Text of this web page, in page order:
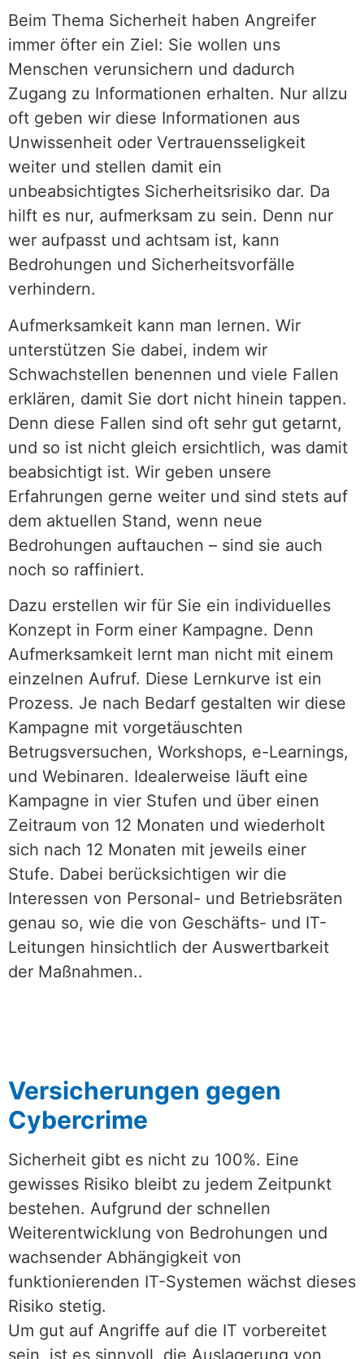
Beim Thema Sicherheit haben Angreifer
immer öfter ein Ziel: Sie wollen uns
Menschen verunsichern und dadurch
Zugang zu Informationen erhalten. Nur allzu
oft geben wir diese Informationen aus
Unwissenheit oder Vertrauensseligkeit
weiter und stellen damit ein
unbeabsichtigtes Sicherheitsrisiko dar. Da
hilft es nur, aufmerksam zu sein. Denn nur
wer aufpasst und achtsam ist, kann
Bedrohungen und Sicherheitsvorfälle
verhindern.
Aufmerksamkeit kann man lernen. Wir
unterstützen Sie dabei, indem wir
Schwachstellen benennen und viele Fallen
erklären, damit Sie dort nicht hinein tappen.
Denn diese Fallen sind oft sehr gut getarnt,
und so ist nicht gleich ersichtlich, was damit
beabsichtigt ist. Wir geben unsere
Erfahrungen gerne weiter und sind stets auf
dem aktuellen Stand, wenn neue
Bedrohungen auftauchen – sind sie auch
noch so raffiniert.
Dazu erstellen wir für Sie ein individuelles
Konzept in Form einer Kampagne. Denn
Aufmerksamkeit lernt man nicht mit einem
einzelnen Aufruf. Diese Lernkurve ist ein
Prozess. Je nach Bedarf gestalten wir diese
Kampagne mit vorgetäuschten
Betrugsversuchen, Workshops, e-Learnings,
und Webinaren. Idealerweise läuft eine
Kampagne in vier Stufen und über einen
Zeitraum von 12 Monaten und wiederholt
sich nach 12 Monaten mit jeweils einer
Stufe. Dabei berücksichtigen wir die
Interessen von Personal- und Betriebsräten
genau so, wie die von Geschäfts- und IT-
Leitungen hinsichtlich der Auswertbarkeit
der Maßnahmen..
Versicherungen gegen
Cybercrime
Sicherheit gibt es nicht zu 100%. Eine
gewisses Risiko bleibt zu jedem Zeitpunkt
bestehen. Aufgrund der schnellen
Weiterentwicklung von Bedrohungen und
wachsender Abhängigkeit von
funktionierenden IT-Systemen wächst dieses
Risiko stetig.
Um gut auf Angriffe auf die IT vorbereitet
sein, ist es sinnvoll, die Auslagerung von